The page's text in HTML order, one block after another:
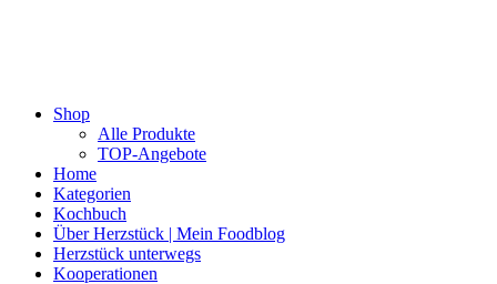
Shop
Alle Produkte
TOP-Angebote
Home
Kategorien
Kochbuch
Über Herzstück | Mein Foodblog
Herzstück unterwegs
Kooperationen